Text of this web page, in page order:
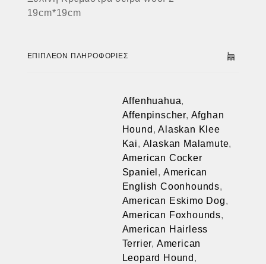
19cm*19cm
ΕΠΙΠΛΈΟΝ ΠΛΗΡΟΦΟΡΊΕΣ
Affenhuahua,
Affenpinscher, Afghan
Hound ,Alaskan Klee
Kai, Alaskan Malamute,
American Cocker
Spaniel , American
English Coonhounds,
American Eskimo Dog,
American Foxhounds,
American Hairless
Terrier, American
Leopard Hound ,